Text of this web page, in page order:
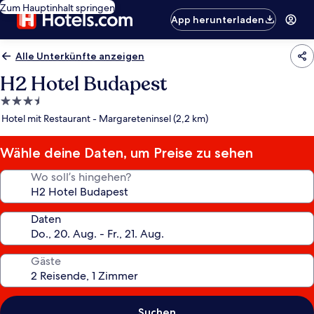
Zum Hauptinhalt springen
App herunterladen
Alle Unterkünfte anzeigen
H2 Hotel Budapest
3.5-
Sterne-
Hotel mit Restaurant - Margareteninsel (2,2 km)
Wähle deine Daten, um Preise zu sehen
Wo soll’s hingehen?
Daten
Gäste